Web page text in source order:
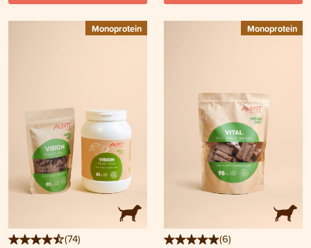
Monoprotein
(74)
Monoprotein
(6)